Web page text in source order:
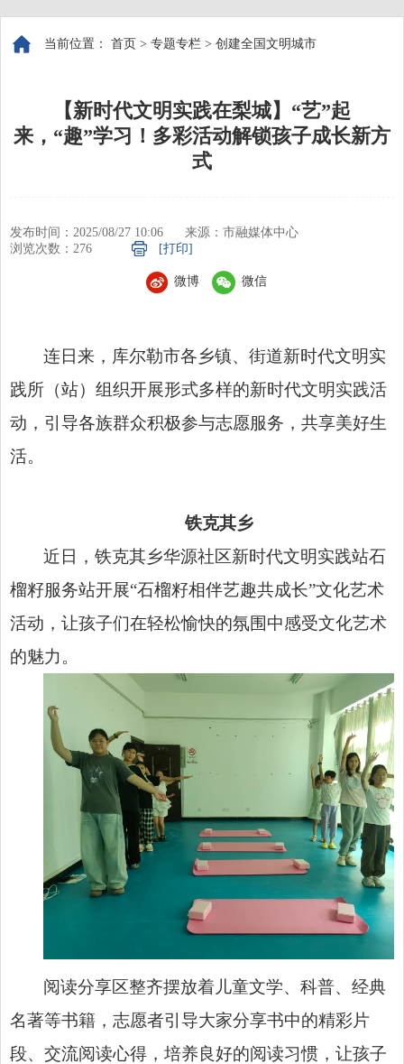
当前位置： 首页 > 专题专栏 > 创建全国文明城市
【新时代文明实践在梨城】“艺”起
来，“趣”学习！多彩活动解锁孩子成长新方
式
发布时间：2025/08/27 10:06
来源：市融媒体中心
浏览次数： 276 [打印]
微博 微信
连日来，库尔勒市各乡镇、街道新时代文明实
践所（站）组织开展形式多样的新时代文明实践活
动，引导各族群众积极参与志愿服务，共享美好生
活。
铁克其乡
近日，铁克其乡华源社区新时代文明实践站石
榴籽服务站开展“石榴籽相伴艺趣共成长”文化艺术
活动，让孩子们在轻松愉快的氛围中感受文化艺术
的魅力。
阅读分享区整齐摆放着儿童文学、科普、经典
名著等书籍，志愿者引导大家分享书中的精彩片
段、交流阅读心得，培养良好的阅读习惯，让孩子